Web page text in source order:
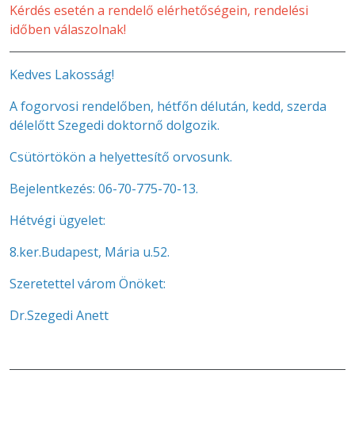
Kérdés esetén a rendelő elérhetőségein, rendelési
időben válaszolnak!
Kedves Lakosság!
A fogorvosi rendelőben, hétfőn délután, kedd, szerda
délelőtt Szegedi doktornő dolgozik.
Csütörtökön a helyettesítő orvosunk.
Bejelentkezés: 06-70-775-70-13.
Hétvégi ügyelet:
8.ker.Budapest, Mária u.52.
Szeretettel várom Önöket:
Dr.Szegedi Anett